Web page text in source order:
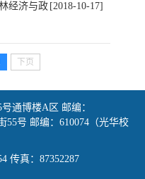
[2018-10-17]
经济与政
下页
通博楼A区 邮编：
55号 邮编：610074（光华校
传真：87352287